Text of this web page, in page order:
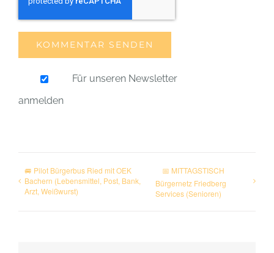
Für unseren Newsletter
anmelden
🚐 Pilot Bürgerbus Ried mit OEK
Bachern (Lebensmittel, Post, Bank,
Arzt, Weißwurst)
📅 MITTAGSTISCH
Bürgernetz Friedberg
Services (Senioren)